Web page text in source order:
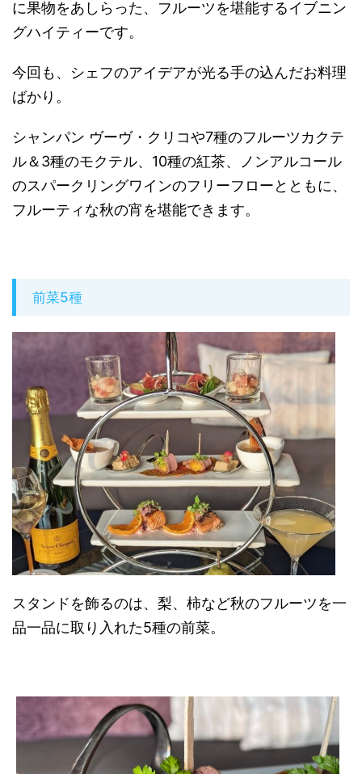
に果物をあしらった、フルーツを堪能するイブニン
グハイティーです。
今回も、シェフのアイデアが光る手の込んだお料理
ばかり。
シャンパン ヴーヴ・クリコや7種のフルーツカクテ
ル＆3種のモクテル、10種の紅茶、ノンアルコール
のスパークリングワインのフリーフローとともに、
フルーティな秋の宵を堪能できます。
前菜5種
スタンドを飾るのは、梨、柿など秋のフルーツを一
品一品に取り入れた5種の前菜。